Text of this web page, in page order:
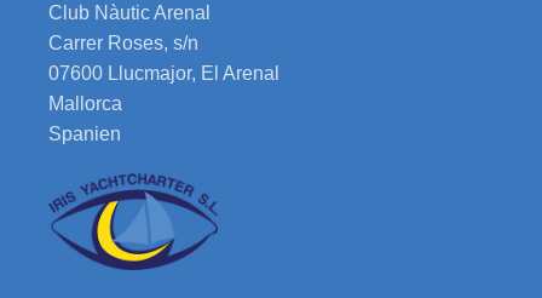
Club Nàutic Arenal
Carrer Roses, s/n
07600 Llucmajor, El Arenal
Mallorca
Spanien